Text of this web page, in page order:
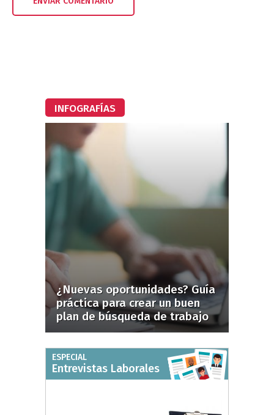
INFOGRAFÍAS
¿Nuevas oportunidades? Guía
práctica para crear un buen
plan de búsqueda de trabajo
ESPECIAL
Entrevistas Laborales